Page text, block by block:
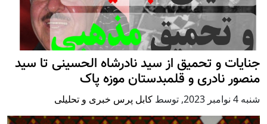
جنایات و تحمیق از سید نادرشاه الحسینی تا سید
منصور نادری و قلمبدستان موزه پاک
شنبه 4 نوامبر 2023 , توسط کابل پرس خبری و تحلیلی